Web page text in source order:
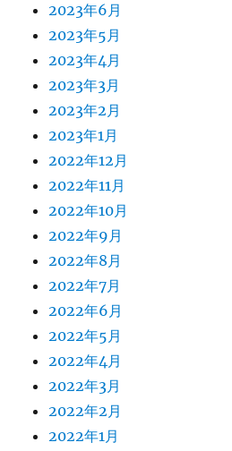
2023年6月
2023年5月
2023年4月
2023年3月
2023年2月
2023年1月
2022年12月
2022年11月
2022年10月
2022年9月
2022年8月
2022年7月
2022年6月
2022年5月
2022年4月
2022年3月
2022年2月
2022年1月